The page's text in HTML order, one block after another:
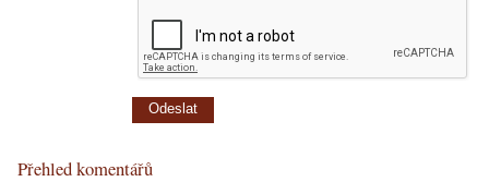
Přehled komentářů